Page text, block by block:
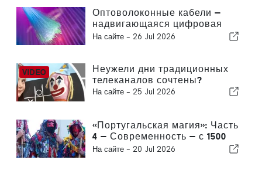
Оптоволоконные кабели —
надвигающаяся цифровая
буря
На сайте - 26 Jul 2026
Неужели дни традиционных
телеканалов сочтены?
На сайте - 25 Jul 2026
«Португальская магия»: Часть
4 — Современность — с 1500
года по настоящее время
На сайте - 20 Jul 2026